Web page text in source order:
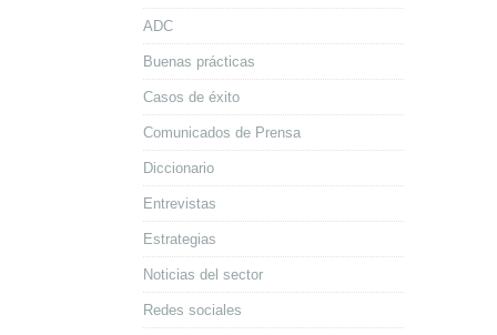
ADC
Buenas prácticas
Casos de éxito
Comunicados de Prensa
Diccionario
Entrevistas
Estrategias
Noticias del sector
Redes sociales